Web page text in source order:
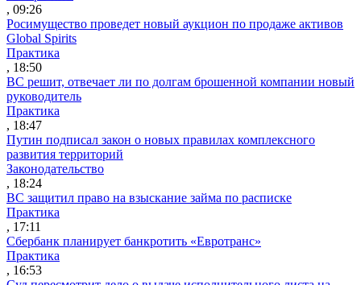
, 09:26
Росимущество проведет новый аукцион по продаже активов
Global Spirits
Практика
, 18:50
ВС решит, отвечает ли по долгам брошенной компании новый
руководитель
Практика
, 18:47
Путин подписал закон о новых правилах комплексного
развития территорий
Законодательство
, 18:24
ВС защитил право на взыскание займа по расписке
Практика
, 17:11
Сбербанк планирует банкротить «Евротранс»
Практика
, 16:53